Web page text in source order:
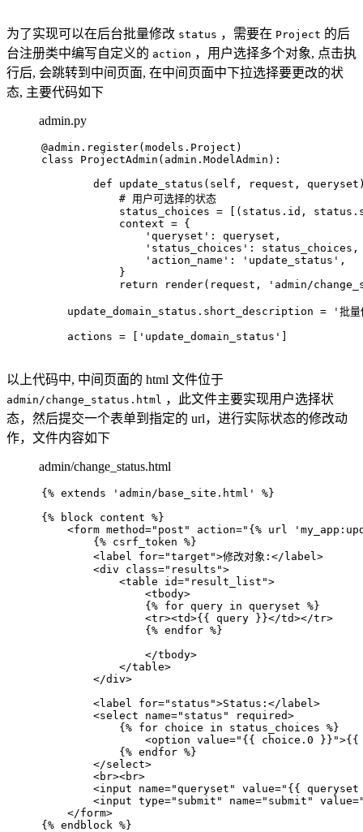
为了实现可以在后台批量修改 status ，需要在 Project 的后
台注册类中编写自定义的 action ，用户选择多个对象, 点击执
行后, 会跳转到中间页面, 在中间页面中下拉选择要更改的状
态, 主要代码如下
admin.py
@admin.register( models.Project )
class
ProjectAdmin (admin.ModelAdmin):
def
update_status ( self, request, queryset
# 用户可选择的状态
            status_choices = [(status.
id ,
            context = {
'queryset' : queryset,
'status_choices' : status_choices,
'action_name' : 'update_status' ,
            }
return render(request, 'admin/
    update_domain_status.short_description =
'批
    actions = [
'update_domain_status'
以上代码中, 中间页面的 html 文件位于
admin/change_status.html ，此文件主要实现用户选择状
态，然后提交一个表单到指定的 url，进行实际状态的修改动
作，文件内容如下
admin/change_status.html
{% extends 'admin/base_site.html' %}
{% block content %}
<form method="post" action="{% url
        {% csrf_token %}
<label for="target">修改对象: </ label >
<div class="results">
<table id="result_list">
<tbody>
                {% for query in queryset %}
<tr><td>{{ query }}</td></tr>
                {% endfor %}
</tbody>
</table>
</div>
<label for="status">Status: </ label >
<select name="status" required>
            {% for choice in status_choices %}
<option value="{{ choice.0 }}">{{
            {% endfor %}
</select>
<br><br>
<input name="queryset" value="{{
<input type="submit" name="submit" value=
</form>
{% endblock %}